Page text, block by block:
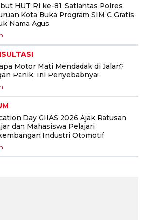
HUT RI ke-81, Satlantas Polres
Kota Buka Program SIM C Gratis
Nama Agus
Motor Mati Mendadak di Jalan?
Panik, Ini Penyebabnya!
Day GIIAS 2026 Ajak Ratusan
dan Mahasiswa Pelajari
Industri Otomotif